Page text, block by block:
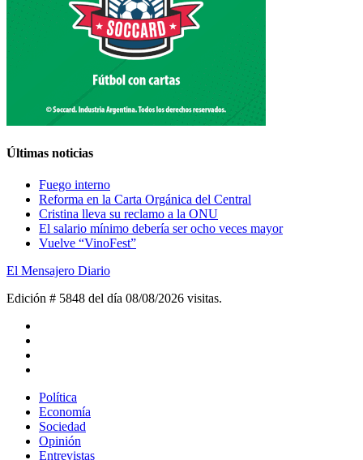
Últimas noticias
Fuego interno
Reforma en la Carta Orgánica del Central
Cristina lleva su reclamo a la ONU
El salario mínimo debería ser ocho veces mayor
Vuelve “VinoFest”
El Mensajero Diario
Edición # 5848 del día 08/08/2026 visitas.
Política
Economía
Sociedad
Opinión
Entrevistas